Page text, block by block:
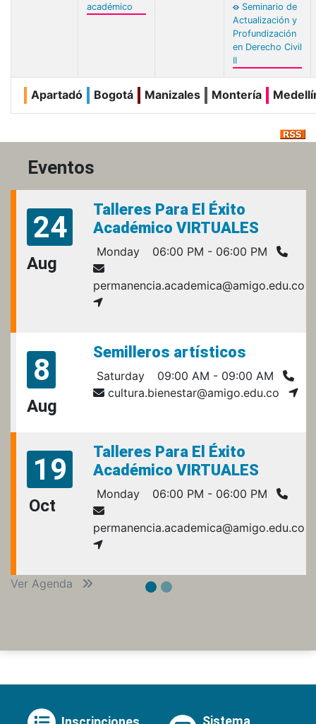
académico
Seminario de
Actualización y
Profundización
en Derecho Civil
II
Apartadó Bogotá Manizales Montería
Eventos
24
Aug
Talleres Para El Éxito
Académico VIRTUALES
Monday 06:00 PM - 06:00 PM
permanencia.academica@amigo.edu.co
8
Aug
Semilleros artísticos
Saturday
09:00 AM - 09:00 AM
cultura.bienestar@amigo.edu.co
19
Oct
Talleres Para El Éxito
Académico VIRTUALES
Monday 06:00 PM - 06:00 PM
permanencia.academica@amigo.edu.co
Ver Agenda
Sistema